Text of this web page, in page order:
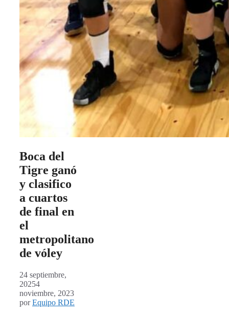
Boca del
Tigre ganó
y clasifico
a cuartos
de final en
el
metropolitano
de vóley
24 septiembre,
20254
noviembre, 2023
porEquipo RDE